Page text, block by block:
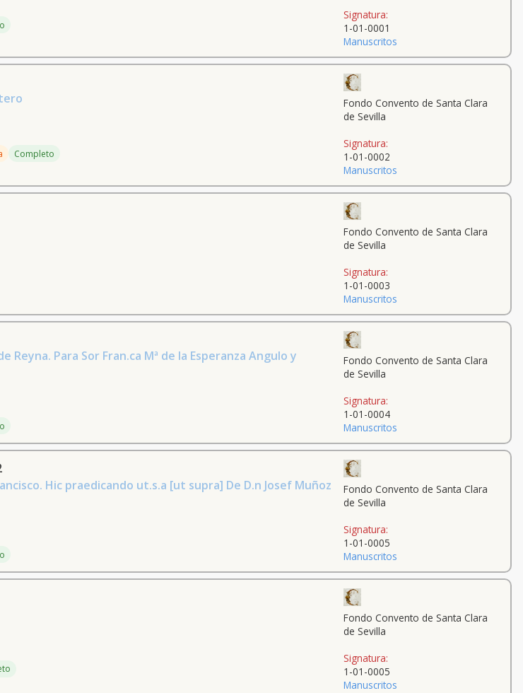
Signatura:
1-01-0001
Manuscritos
Completo
Fondo Convento de Santa Clara
de Sevilla
Signatura:
1-01-0002
Manuscritos
Fondo Convento de Santa Clara
de Sevilla
Signatura:
1-01-0003
Manuscritos
Para Sor Fran.ca Mª de la Esperanza Angulo y
Fondo Convento de Santa Clara
de Sevilla
Signatura:
1-01-0004
Manuscritos
Hic praedicando ut.s.a [ut supra] De D.n Josef Muñoz
Fondo Convento de Santa Clara
de Sevilla
Signatura:
1-01-0005
Manuscritos
Fondo Convento de Santa Clara
de Sevilla
Signatura:
1-01-0005
Manuscritos